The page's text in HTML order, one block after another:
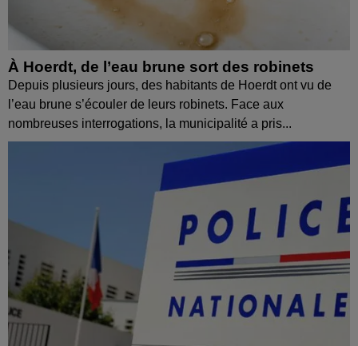
À Hoerdt, de l’eau brune sort des robinets
Depuis plusieurs jours, des habitants de Hoerdt ont vu de
l’eau brune s’écouler de leurs robinets. Face aux
nombreuses interrogations, la municipalité a pris...